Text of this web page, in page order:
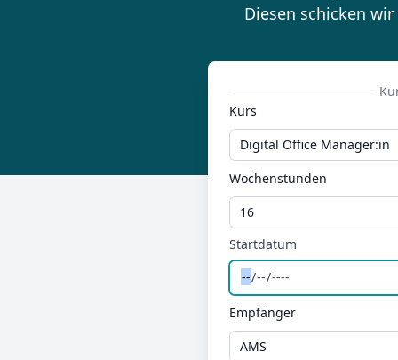
Diesen schicken
Kurs
Wochenstunden
Startdatum
Empfänger